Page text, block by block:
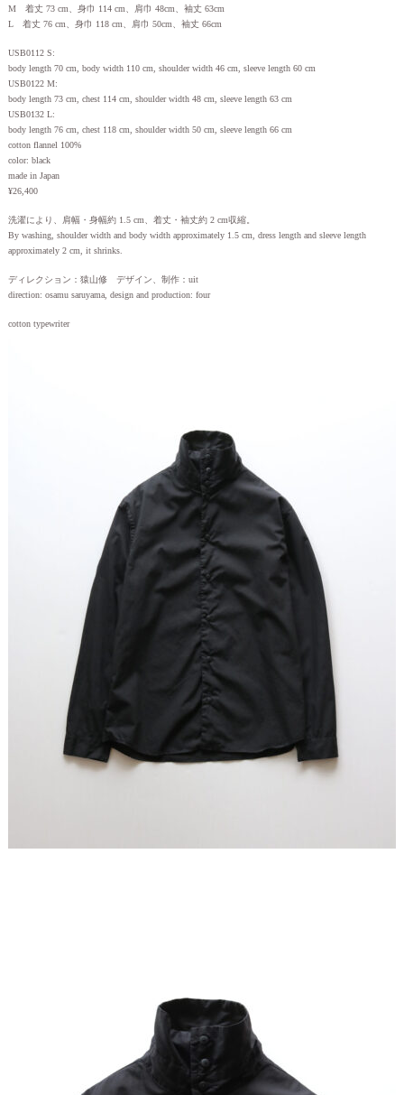
M 着丈 73 cm、身巾 114 cm、肩巾 48cm、袖丈 63cm
L 着丈 76 cm、身巾 118 cm、肩巾 50cm、袖丈 66cm
USB0112 S:
body length 70 cm, body width 110 cm, shoulder width 46 cm, sleeve length 60 cm
USB0122 M:
body length 73 cm, chest 114 cm, shoulder width 48 cm, sleeve length 63 cm
USB0132 L:
body length 76 cm, chest 118 cm, shoulder width 50 cm, sleeve length 66 cm
cotton flannel 100%
color: black
made in Japan
¥26,400
洗濯により、肩幅・身幅約 1.5 cm、着丈・袖丈約 2 cm収縮。
By washing, shoulder width and body width approximately 1.5 cm, dress length and sleeve length
approximately 2 cm, it shrinks.
ディレクション：猿山修 デザイン、制作：uit
direction: osamu saruyama, design and production: four
cotton typewriter